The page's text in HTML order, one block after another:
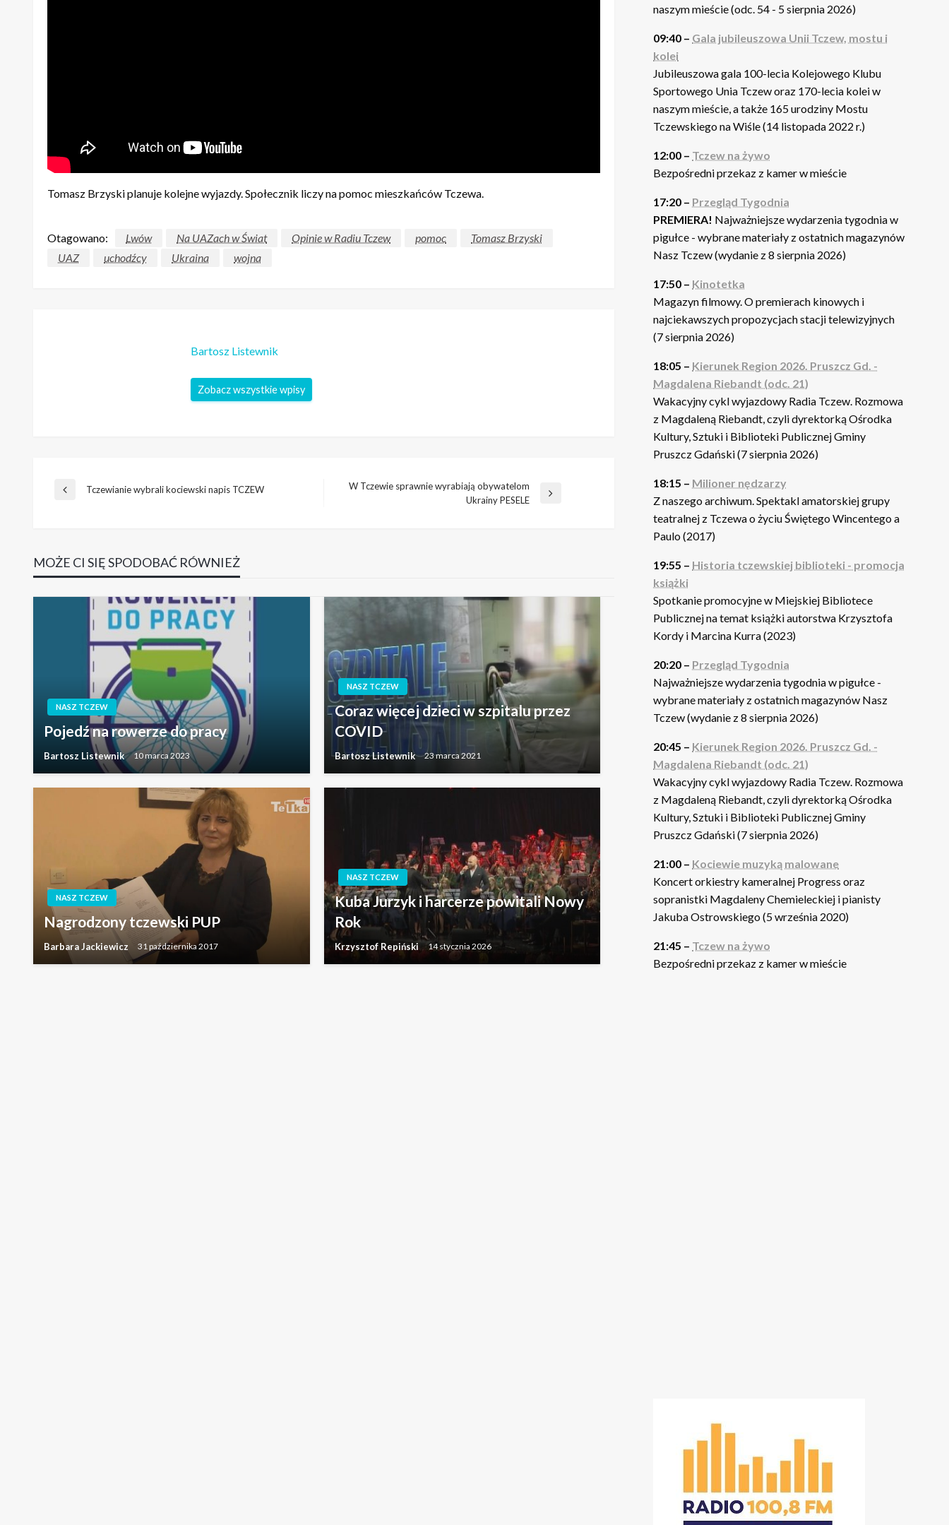
Tomasz Brzyski planuje kolejne wyjazdy. Społecznik liczy na pomoc mieszkańców Tczewa.
Otagowano: Lwów Na UAZach w Świat Opinie w Radiu Tczew pomoc
Tomasz Brzyski
UAZ
uchodźcy Ukraina wojna
Bartosz Listewnik
Zobacz wszystkie wpisy
Nawigacja
Poprzedni
Tczewianie wybrali kociewski napis TCZEW
W Tczewie sprawnie wyrabiają obywatelom
Ukrainy PESELE
MOŻE CI SIĘ SPODOBAĆ RÓWNIEŻ
NASZ TCZEW
Pojedź na rowerze do pracy
Bartosz Listewnik 10 marca 2023
NASZ TCZEW
Coraz więcej dzieci w szpitalu przez
COVID
Bartosz Listewnik 23 marca 2021
NASZ TCZEW
Nagrodzony tczewski PUP
Barbara Jackiewicz 31 października 2017
NASZ TCZEW
Kuba Jurzyk i harcerze powitali Nowy
Rok
Krzysztof Repiński 14 stycznia 2026
naszym mieście (odc. 54 - 5 sierpnia 2026)
09:40 – Gala jubileuszowa Unii Tczew, mostu i
kolei
Jubileuszowa gala 100-lecia Kolejowego Klubu
Sportowego Unia Tczew oraz 170-lecia kolei w
naszym mieście, a także 165 urodziny Mostu
Tczewskiego na Wiśle (14 listopada 2022 r.)
12:00 – Tczew na żywo
Bezpośredni przekaz z kamer w mieście
17:20 – Przegląd Tygodnia
PREMIERA! Najważniejsze wydarzenia tygodnia w
pigułce - wybrane materiały z ostatnich magazynów
Nasz Tczew (wydanie z 8 sierpnia 2026)
17:50 – Kinotetka
Magazyn filmowy. O premierach kinowych i
najciekawszych propozycjach stacji telewizyjnych
(7 sierpnia 2026)
18:05 – Kierunek Region 2026. Pruszcz Gd. -
Magdalena Riebandt (odc. 21)
Wakacyjny cykl wyjazdowy Radia Tczew. Rozmowa
z Magdaleną Riebandt, czyli dyrektorką Ośrodka
Kultury, Sztuki i Biblioteki Publicznej Gminy
Pruszcz Gdański (7 sierpnia 2026)
18:15 – Milioner nędzarzy
Z naszego archiwum. Spektakl amatorskiej grupy
teatralnej z Tczewa o życiu Świętego Wincentego a
Paulo (2017)
19:55 – Historia tczewskiej biblioteki - promocja
książki
Spotkanie promocyjne w Miejskiej Bibliotece
Publicznej na temat książki autorstwa Krzysztofa
Kordy i Marcina Kurra (2023)
20:20 – Przegląd Tygodnia
Najważniejsze wydarzenia tygodnia w pigułce -
wybrane materiały z ostatnich magazynów Nasz
Tczew (wydanie z 8 sierpnia 2026)
20:45 – Kierunek Region 2026. Pruszcz Gd. -
Magdalena Riebandt (odc. 21)
Wakacyjny cykl wyjazdowy Radia Tczew. Rozmowa
z Magdaleną Riebandt, czyli dyrektorką Ośrodka
Kultury, Sztuki i Biblioteki Publicznej Gminy
Pruszcz Gdański (7 sierpnia 2026)
21:00 – Kociewie muzyką malowane
Koncert orkiestry kameralnej Progress oraz
sopranistki Magdaleny Chemieleckiej i pianisty
Jakuba Ostrowskiego (5 września 2020)
21:45 – Tczew na żywo
Bezpośredni przekaz z kamer w mieście